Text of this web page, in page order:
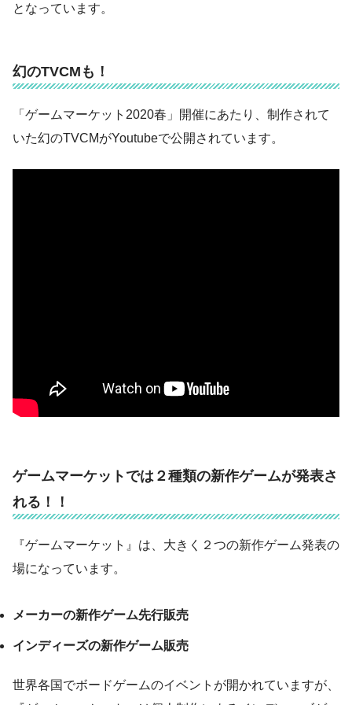
となっています。
幻のTVCMも！
「ゲームマーケット2020春」開催にあたり、制作されて
いた幻のTVCMがYoutubeで公開されています。
ゲームマーケットでは２種類の新作ゲームが発表さ
れる！！
『ゲームマーケット』は、大きく２つの新作ゲーム発表の
場になっています。
メーカーの新作ゲーム先行販売
インディーズの新作ゲーム販売
世界各国でボードゲームのイベントが開かれていますが、